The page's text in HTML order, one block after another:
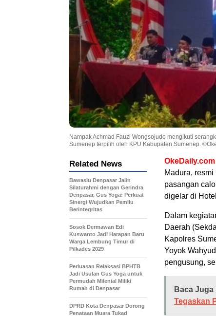
Nampak Achmad Fauzi Wongsojudo mengikuti
Sumenep terpilih oleh KPU Kabupaten Sumenep.
OkeDaily.com
Madura,
pasangan
digelar di
Dalam
Daerah
Kapolres
Yoyok
pengusung,
Baca Juga
Tegaskan
Related News
Bawaslu Denpasar Jalin
Silaturahmi dengan Gerindra
Denpasar, Gus Yoga: Perkuat
Sinergi Wujudkan Pemilu
Berintegritas
Sosok Dermawan Edi
Kuswanto Jadi Harapan Baru
Warga Lembung Timur di
Pilkades 2029
Perluasan Relaksasi BPHTB
Jadi Usulan Gus Yoga untuk
Permudah Milenial Miliki
Rumah di Denpasar
DPRD Kota Denpasar Dorong
Penataan Muara Tukad